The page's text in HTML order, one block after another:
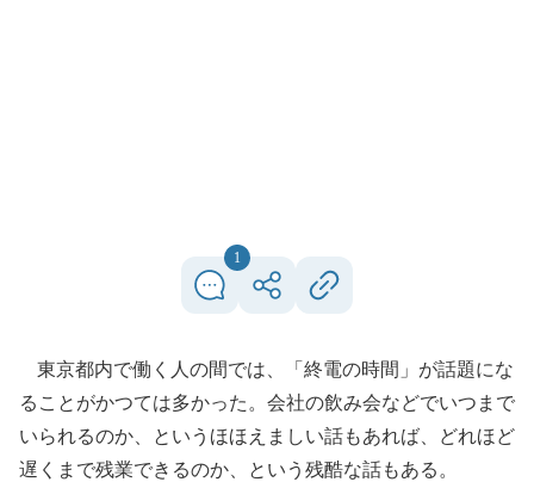
1
東京都内で働く人の間では、「終電の時間」が話題にな
ることがかつては多かった。会社の飲み会などでいつまで
いられるのか、というほほえましい話もあれば、どれほど
遅くまで残業できるのか、という残酷な話もある。